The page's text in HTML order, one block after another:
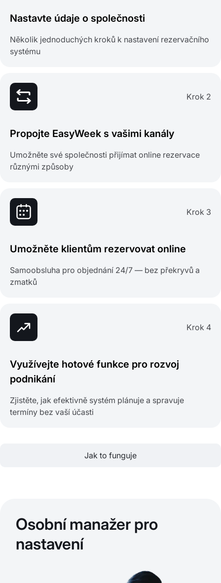
Nastavte údaje o společnosti
Několik jednoduchých kroků k nastavení rezervačního
systému
Krok 2
Propojte EasyWeek s vašimi kanály
Umožněte své společnosti přijímat online rezervace
různými způsoby
Krok 3
Umožněte klientům rezervovat online
Samoobsluha pro objednání 24/7 — bez překryvů a
zmatků
Krok 4
Využívejte hotové funkce pro rozvoj
podnikání
Zjistěte, jak efektivně systém plánuje a spravuje
termíny bez vaší účasti
Jak to funguje
Osobní manažer pro
nastavení